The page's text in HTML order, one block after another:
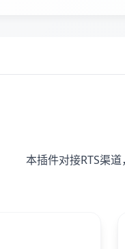
本插件对接RTS渠